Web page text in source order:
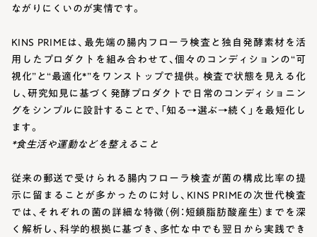
ながりにくいのが実情です。
KINS PRIMEは、最先端の腸内フローラ検査と独自発酵素材を活
用したプロダクトを組み合わせて、個々のコンディションの“可
視化”と“最適化*”をワンストップで提供。検査で状態を見える化
し、研究知見に基づく発酵プロダクトで日常のコンディショニン
グをシンプルに設計することで、「知る→選ぶ→続く」を最短化し
ます。
*食生活や運動などを整えること
従来の郵送で受けられる腸内フローラ検査が菌の構成比率の提
示に留まることが多かったのに対し、KINS PRIMEの次世代検査
では、それぞれの菌の詳細な特徴（例：短鎖脂肪酸産生）までを深
く解析し、科学的根拠に基づき、多忙な中でも翌日から実践でき